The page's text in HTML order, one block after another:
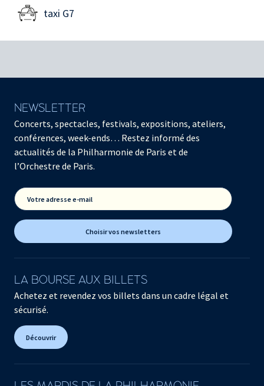
taxi G7
NEWSLETTER
Concerts, spectacles, festivals, expositions, ateliers,
conférences, week-ends… Restez informé des
actualités de la Philharmonie de Paris et de
l’Orchestre de Paris.
Votre adresse e-mail
Choisir vos newsletters
LA BOURSE AUX BILLETS
Achetez et revendez vos billets dans un cadre légal et
sécurisé.
Découvrir